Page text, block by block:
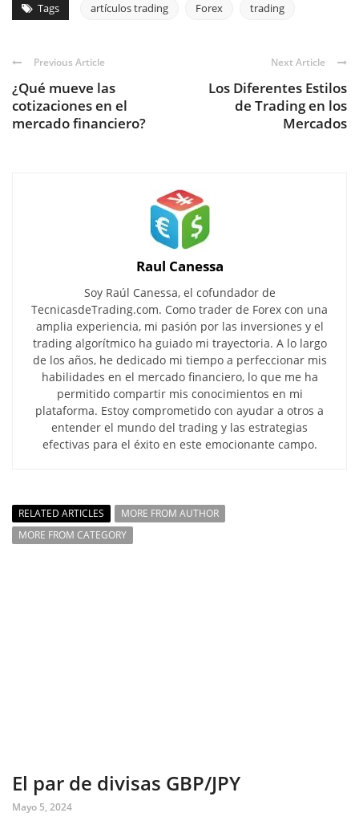
Tags artículos trading Forex trading
Previous Article
¿Qué mueve las
cotizaciones en el
mercado financiero?
Next Article
Los Diferentes Estilos
de Trading en los
Mercados
Raul Canessa
Soy Raúl Canessa, el cofundador de
TecnicasdeTrading.com. Como trader de Forex con una
amplia experiencia, mi pasión por las inversiones y el
trading algorítmico ha guiado mi trayectoria. A lo largo
de los años, he dedicado mi tiempo a perfeccionar mis
habilidades en el mercado financiero, lo que me ha
permitido compartir mis conocimientos en mi
plataforma. Estoy comprometido con ayudar a otros a
entender el mundo del trading y las estrategias
efectivas para el éxito en este emocionante campo.
RELATED ARTICLES
MORE FROM AUTHOR
MORE FROM CATEGORY
El par de divisas GBP/JPY
Mayo 5, 2024